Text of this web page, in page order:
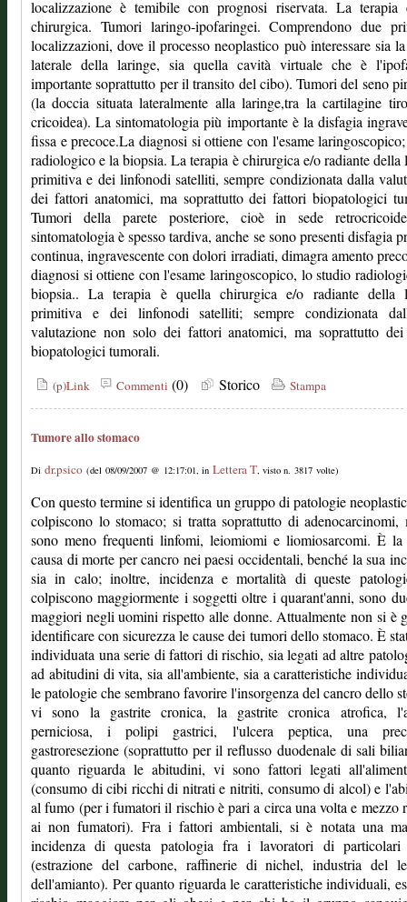
localizzazione è temibile con prognosi riservata. La terapia
chirurgica. Tumori laringo-ipofaringei. Comprendono due
localizzazioni, dove il processo neoplastico può interessare sia
laterale della laringe, sia quella cavità virtuale che è
importante soprattutto per il transito del cibo). Tumori del seno
(la doccia situata lateralmente alla laringe,tra la cartilagine
cricoidea). La sintomatologia più importante è la disfagia
fissa e precoce.La diagnosi si ottiene con l'esame
radiologico e la biopsia. La terapia è chirurgica e/o radiante della
primitiva e dei linfonodi satelliti, sempre condizionata dalla
dei fattori anatomici, ma soprattutto dei fattori biopatologici
Tumori della parete posteriore, cioè in sede
sintomatologia è spesso tardiva, anche se sono presenti disfagia
continua, ingravescente con dolori irradiati, dimagra amento
diagnosi si ottiene con l'esame laringoscopico, lo studio
biopsia.. La terapia è quella chirurgica e/o radiante della
primitiva e dei linfonodi satelliti; sempre condizionata
valutazione non solo dei fattori anatomici, ma soprattutto
biopatologici tumorali.
(p)Link Commenti (0) Storico Stampa
Tumore allo stomaco
Di dr.psico (del 08/09/2007 @ 12:17:01, in Lettera T, visto n. 3817 volte)
Con questo termine si identifica un gruppo di patologie
colpiscono lo stomaco; si tratta soprattutto di adenocarcinomi,
sono meno frequenti linfomi, leiomiomi e liomiosarcomi. È la
causa di morte per cancro nei paesi occidentali, benché la sua
sia in calo; inoltre, incidenza e mortalità di queste
colpiscono maggiormente i soggetti oltre i quarant'anni, sono
maggiori negli uomini rispetto alle donne. Attualmente non si è
identificare con sicurezza le cause dei tumori dello stomaco. È
individuata una serie di fattori di rischio, sia legati ad altre
ad abitudini di vita, sia all'ambiente, sia a caratteristiche
le patologie che sembrano favorire l'insorgenza del cancro dello
vi sono la gastrite cronica, la gastrite cronica atrofica,
perniciosa, i polipi gastrici, l'ulcera peptica, una
gastroresezione (soprattutto per il reflusso duodenale di sali
quanto riguarda le abitudini, vi sono fattori legati
(consumo di cibi ricchi di nitrati e nitriti, consumo di alcol) e
al fumo (per i fumatori il rischio è pari a circa una volta e mezzo
ai non fumatori). Fra i fattori ambientali, si è notata una
incidenza di questa patologia fra i lavoratori di particolari
(estrazione del carbone, raffinerie di nichel, industria del
dell'amianto). Per quanto riguarda le caratteristiche individuali,